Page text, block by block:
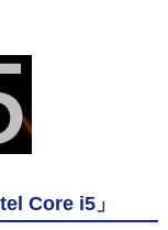
Core i5」